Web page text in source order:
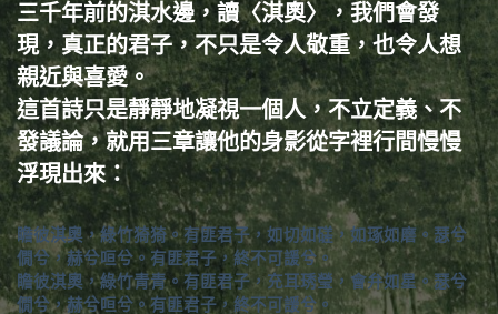
三千年前的淇水邊，讀〈淇奧〉，我們會發
現，真正的君子，不只是令人敬重，也令人想
親近與喜愛。
這首詩只是靜靜地凝視一個人，不立定義、不
發議論，就用三章讓他的身影從字裡行間慢慢
浮現出來：
瞻彼淇奧，綠竹猗猗。有匪君子，如切如磋，如琢如磨。瑟兮
僩兮，赫兮咺兮。有匪君子，終不可諼兮。
瞻彼淇奧，綠竹青青。有匪君子，充耳琇瑩，會弁如星。瑟兮
僩兮，赫兮咺兮。有匪君子，終不可諼兮。